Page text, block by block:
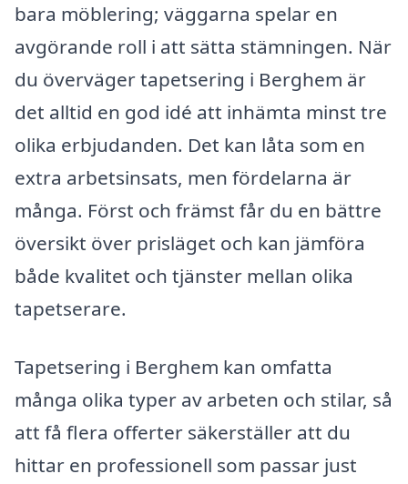
bara möblering; väggarna spelar en
avgörande roll i att sätta stämningen. När
du överväger tapetsering i Berghem är
det alltid en god idé att inhämta minst tre
olika erbjudanden. Det kan låta som en
extra arbetsinsats, men fördelarna är
många. Först och främst får du en bättre
översikt över prisläget och kan jämföra
både kvalitet och tjänster mellan olika
tapetserare.
Tapetsering i Berghem kan omfatta
många olika typer av arbeten och stilar, så
att få flera offerter säkerställer att du
hittar en professionell som passar just